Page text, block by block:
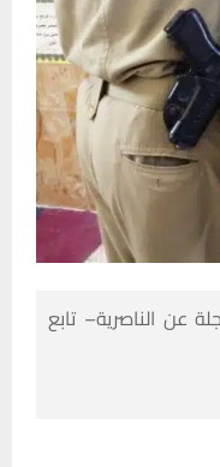
عن الناصرية– تابع